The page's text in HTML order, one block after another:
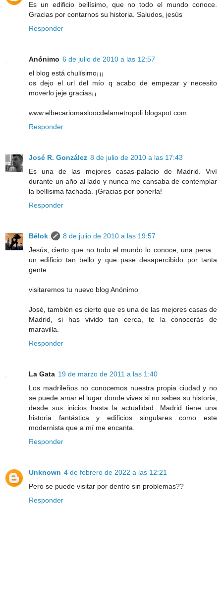
Es un edificio bellísimo, que no todo el mundo conoce.
Gracias por contarnos su historia. Saludos, jesús
Responder
Anónimo 6 de julio de 2010 a las 12:57
el blog está chulísimo¡¡¡
os dejo el url del mío q acabo de empezar y necesito
moverlo jeje gracias¡¡
www.elbecariomasloocdelametropoli.blogspot.com
Responder
José R. González 8 de julio de 2010 a las 17:43
Es una de las mejores casas-palacio de Madrid. Viví
durante un año al lado y nunca me cansaba de contemplar
la bellísima fachada. ¡Gracias por ponerla!
Responder
Bélok
8 de julio de 2010 a las 19:57
Jesús, cierto que no todo el mundo lo conoce, una pena...
un edificio tan bello y que pase desapercibido por tanta
gente
visitaremos tu nuevo blog Anónimo
José, también es cierto que es una de las mejores casas de
Madrid, si has vivido tan cerca, te la conocerás de
maravilla.
Responder
La Gata 19 de marzo de 2011 a las 1:40
Los madrileños no conocemos nuestra propia ciudad y no
se puede amar el lugar donde vives si no sabes su historia,
desde sus inicios hasta la actualidad. Madrid tiene una
historia fantástica y edificios singulares como este
modernista que a mí me encanta.
Responder
Unknown 4 de febrero de 2022 a las 12:21
Pero se puede visitar por dentro sin problemas??
Responder